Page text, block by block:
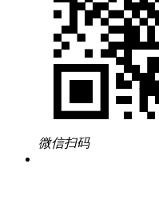
微信扫码